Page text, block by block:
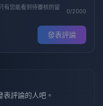
有您能看到待審核的留
0/2000
發表評論
評論的人吧。